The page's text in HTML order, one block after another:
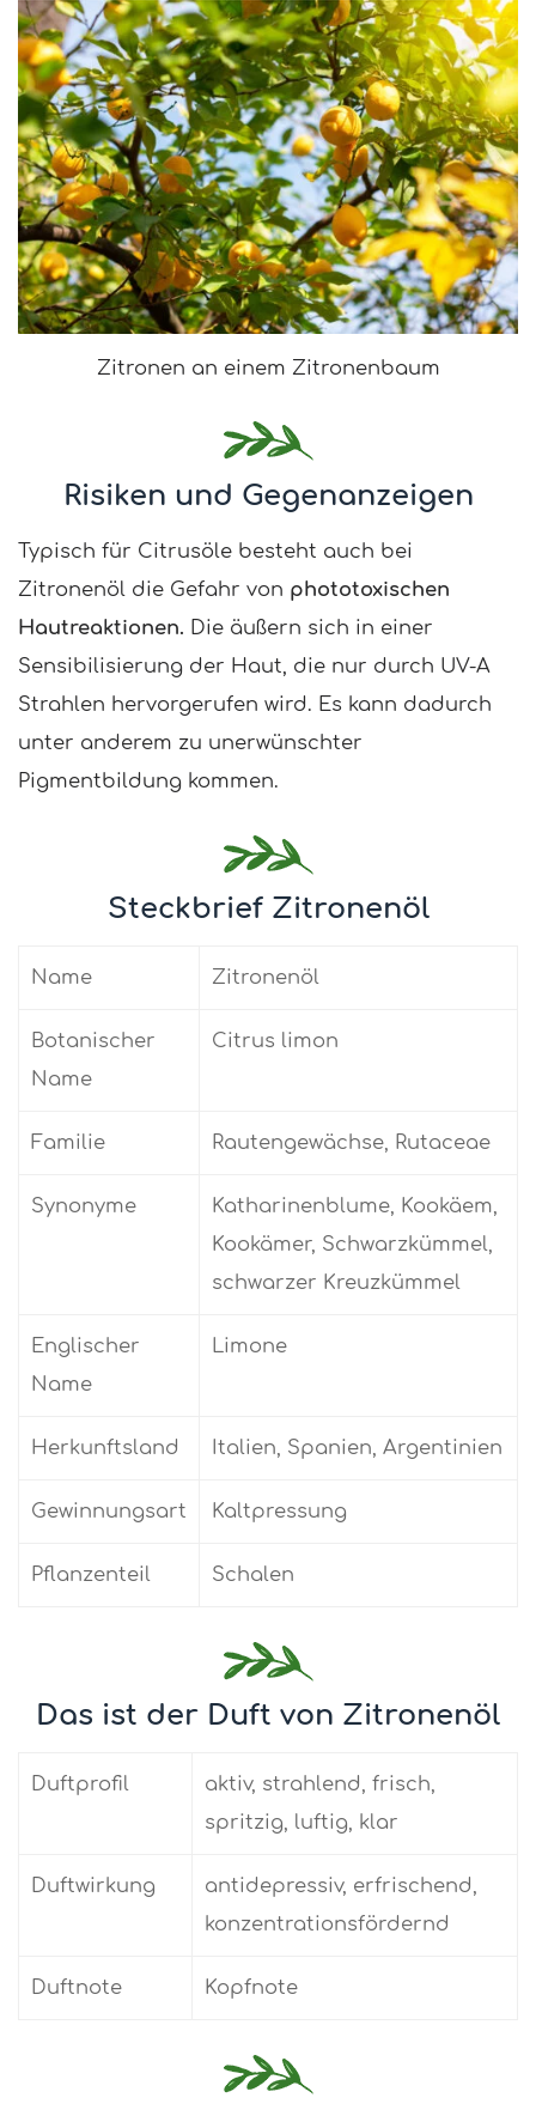
Zitronen an einem Zitronenbaum
Risiken und Gegenanzeigen
Typisch für Citrusöle besteht auch bei
Zitronenöl die Gefahr von phototoxischen
Hautreaktionen. Die äußern sich in einer
Sensibilisierung der Haut, die nur durch UV-A
Strahlen hervorgerufen wird. Es kann dadurch
unter anderem zu unerwünschter
Pigmentbildung kommen.
Steckbrief Zitronenöl
Name Zitronenöl
Botanischer
Name
Citrus limon
Familie Rautengewächse, Rutaceae
Synonyme
Katharinenblume, Kookäem,
Kookämer, Schwarzkümmel,
schwarzer Kreuzkümmel
Englischer
Name
Limone
Herkunftsland Italien, Spanien, Argentinien
Gewinnungsart Kaltpressung
Pflanzenteil Schalen
Das ist der Duft von Zitronenöl
Duftprofil
aktiv, strahlend, frisch,
spritzig, luftig, klar
Duftwirkung
antidepressiv, erfrischend,
konzentrationsfördernd
Duftnote Kopfnote